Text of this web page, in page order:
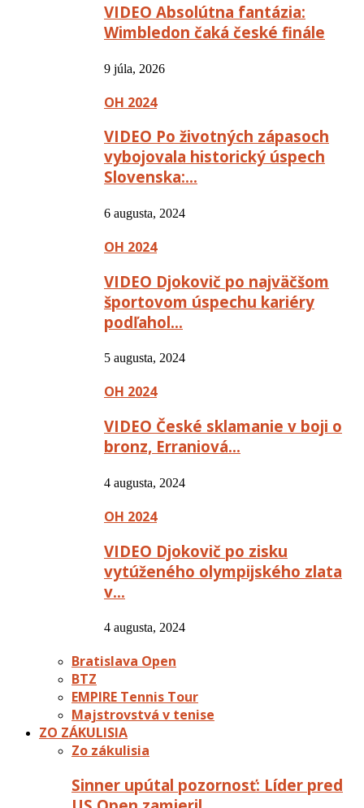
VIDEO Absolútna fantázia:
Wimbledon čaká české finále
9 júla, 2026
OH 2024
VIDEO Po životných zápasoch
vybojovala historický úspech
Slovenska:…
6 augusta, 2024
OH 2024
VIDEO Djokovič po najväčšom
športovom úspechu kariéry
podľahol…
5 augusta, 2024
OH 2024
VIDEO České sklamanie v boji o
bronz, Erraniová…
4 augusta, 2024
OH 2024
VIDEO Djokovič po zisku
vytúženého olympijského zlata
v…
4 augusta, 2024
Bratislava Open
BTZ
EMPIRE Tennis Tour
Majstrovstvá v tenise
ZO ZÁKULISIA
Zo zákulisia
Sinner upútal pozornosť: Líder pred